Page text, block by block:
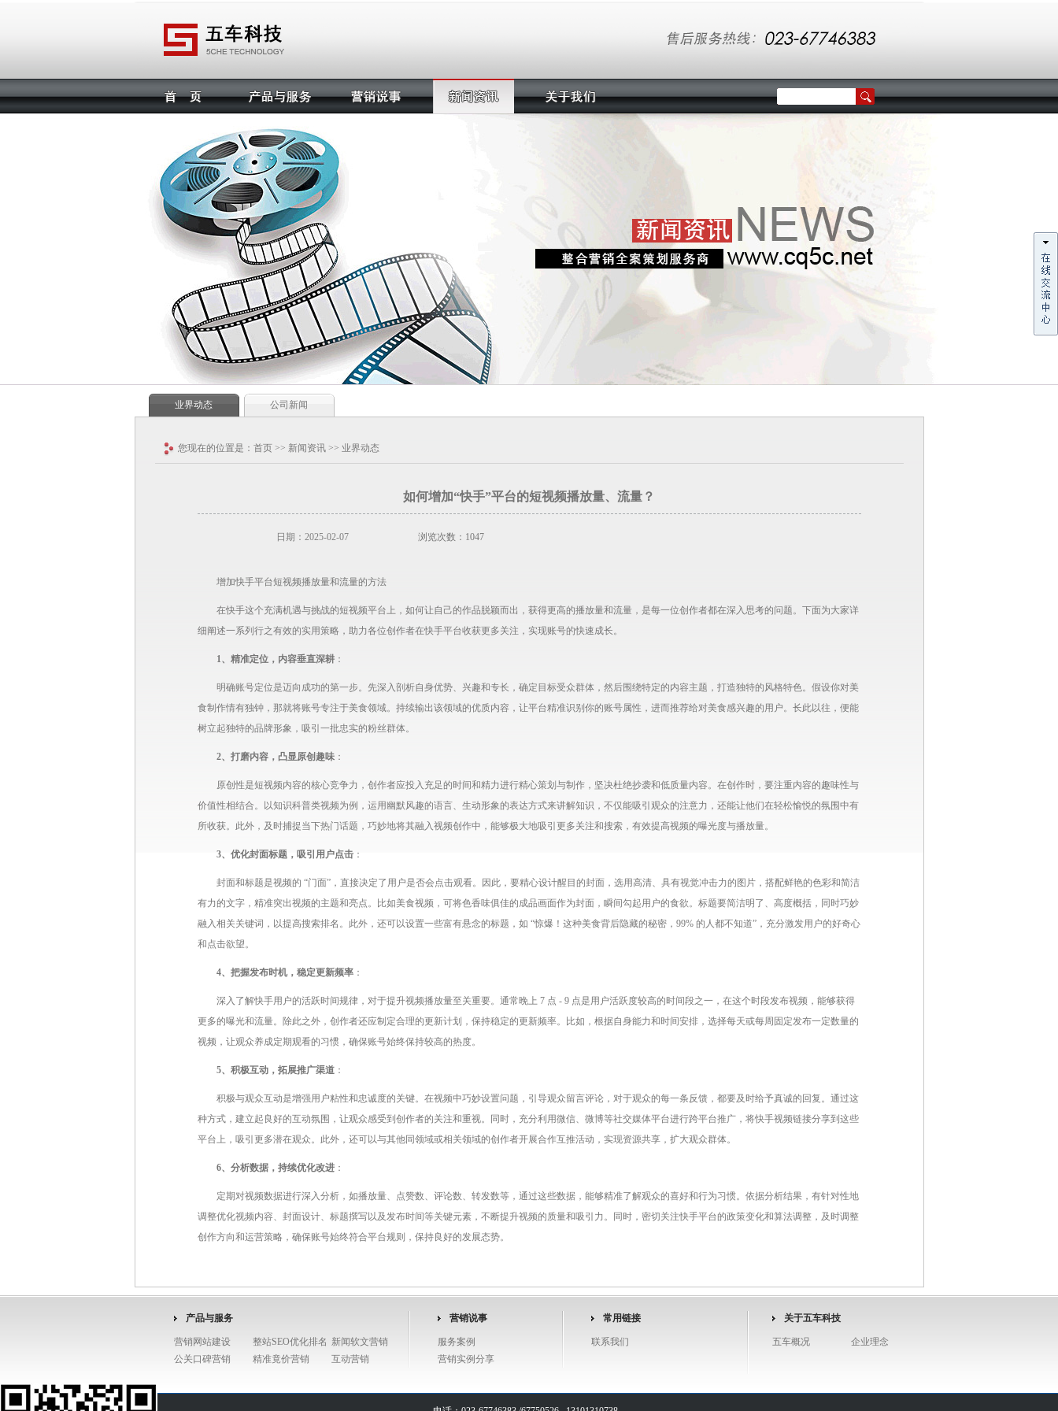
业界动态 公司新闻
您现在的位置是： 首页>> 新闻资讯>> 业界动态
如何增加“快手”平台的短视频播放量、流量？
日期：2025-02-07 浏览次数：1047
增加快手平台短视频播放量和流量的方法
在快手这个充满机遇与挑战的短视频平台上，如何让自己的作品脱颖而出，获得更高的播放量和流量，是每一位创作者都在深入思考的问题。下面为大家详
细阐述一系列行之有效的实用策略，助力各位创作者在快手平台收获更多关注，实现账号的快速成长。
1、精准定位，内容垂直深耕：
明确账号定位是迈向成功的第一步。先深入剖析自身优势、兴趣和专长，确定目标受众群体，然后围绕特定的内容主题，打造独特的风格特色。假设你对美
食制作情有独钟，那就将账号专注于美食领域。持续输出该领域的优质内容，让平台精准识别你的账号属性，进而推荐给对美食感兴趣的用户。长此以往，便能
树立起独特的品牌形象，吸引一批忠实的粉丝群体。
2、打磨内容，凸显原创趣味：
原创性是短视频内容的核心竞争力，创作者应投入充足的时间和精力进行精心策划与制作，坚决杜绝抄袭和低质量内容。在创作时，要注重内容的趣味性与
价值性相结合。以知识科普类视频为例，运用幽默风趣的语言、生动形象的表达方式来讲解知识，不仅能吸引观众的注意力，还能让他们在轻松愉悦的氛围中有
所收获。此外，及时捕捉当下热门话题，巧妙地将其融入视频创作中，能够极大地吸引更多关注和搜索，有效提高视频的曝光度与播放量。
3、优化封面标题，吸引用户点击：
封面和标题是视频的 “门面”，直接决定了用户是否会点击观看。因此，要精心设计醒目的封面，选用高清、具有视觉冲击力的图片，搭配鲜艳的色彩和简洁
有力的文字，精准突出视频的主题和亮点。比如美食视频，可将色香味俱佳的成品画面作为封面，瞬间勾起用户的食欲。标题要简洁明了、高度概括，同时巧妙
融入相关关键词，以提高搜索排名。此外，还可以设置一些富有悬念的标题，如 “惊爆！这种美食背后隐藏的秘密，99% 的人都不知道”，充分激发用户的好奇心
和点击欲望。
4、把握发布时机，稳定更新频率：
深入了解快手用户的活跃时间规律，对于提升视频播放量至关重要。通常晚上 7 点 - 9 点是用户活跃度较高的时间段之一，在这个时段发布视频，能够获得
更多的曝光和流量。除此之外，创作者还应制定合理的更新计划，保持稳定的更新频率。比如，根据自身能力和时间安排，选择每天或每周固定发布一定数量的
视频，让观众养成定期观看的习惯，确保账号始终保持较高的热度。
5、积极互动，拓展推广渠道：
积极与观众互动是增强用户粘性和忠诚度的关键。在视频中巧妙设置问题，引导观众留言评论，对于观众的每一条反馈，都要及时给予真诚的回复。通过这
种方式，建立起良好的互动氛围，让观众感受到创作者的关注和重视。同时，充分利用微信、微博等社交媒体平台进行跨平台推广，将快手视频链接分享到这些
平台上，吸引更多潜在观众。此外，还可以与其他同领域或相关领域的创作者开展合作互推活动，实现资源共享，扩大观众群体。
6、分析数据，持续优化改进：
定期对视频数据进行深入分析，如播放量、点赞数、评论数、转发数等，通过这些数据，能够精准了解观众的喜好和行为习惯。依据分析结果，有针对性地
调整优化视频内容、封面设计、标题撰写以及发布时间等关键元素，不断提升视频的质量和吸引力。同时，密切关注快手平台的政策变化和算法调整，及时调整
创作方向和运营策略，确保账号始终符合平台规则，保持良好的发展态势。
产品与服务
营销网站建设 整站SEO优化排名 新闻软文营销
公关口碑营销
精准竟价营销 互动营销
营销说事
服务案例
营销实例分享
常用链接
联系我们
关于五车科技
五车概况 企业理念